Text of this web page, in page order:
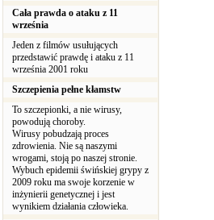
Cała prawda o ataku z 11
września
Jeden z filmów usułujących
przedstawić prawdę i ataku z 11
września 2001 roku
Szczepienia pełne kłamstw
To szczepionki, a nie wirusy,
powodują choroby.
Wirusy pobudzają proces
zdrowienia. Nie są naszymi
wrogami, stoją po naszej stronie.
Wybuch epidemii świńskiej grypy z
2009 roku ma swoje korzenie w
inżynierii genetycznej i jest
wynikiem działania człowieka.